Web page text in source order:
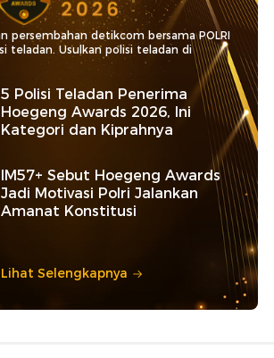
persembahan detikcom bersama POLRI
teladan. Usulkan polisi teladan di
5 Polisi Teladan Penerima
Hoegeng Awards 2026, Ini
Kategori dan Kiprahnya
IM57+ Sebut Hoegeng Awards
Jadi Motivasi Polri Jalankan
Amanat Konstitusi
Lihat Selengkapnya